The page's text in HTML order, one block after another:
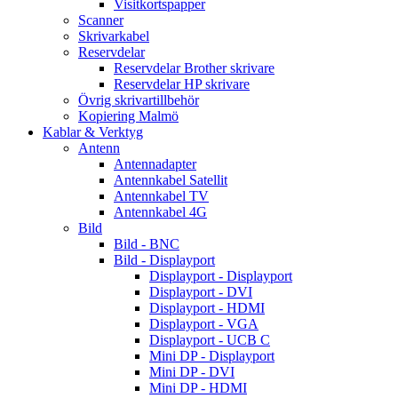
Visitkortspapper
Scanner
Skrivarkabel
Reservdelar
Reservdelar Brother skrivare
Reservdelar HP skrivare
Övrig skrivartillbehör
Kopiering Malmö
Kablar & Verktyg
Antenn
Antennadapter
Antennkabel Satellit
Antennkabel TV
Antennkabel 4G
Bild
Bild - BNC
Bild - Displayport
Displayport - Displayport
Displayport - DVI
Displayport - HDMI
Displayport - VGA
Displayport - UCB C
Mini DP - Displayport
Mini DP - DVI
Mini DP - HDMI